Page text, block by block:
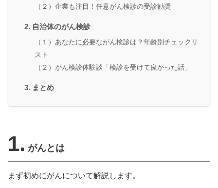
（２）企業も注目！任意がん検診の受診勧奨
2. 自治体のがん検診
（１）あなたに必要ながん検診は？年齢別チェックリ
スト
（２）がん検診体験談「検診を受けて良かった話」
3. まとめ
1. がんとは
まず初めにがんについて解説します。